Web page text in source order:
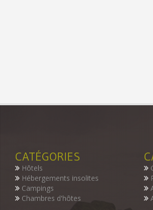
CATÉGORIES
Hôtels
Hébergements insolites
Campings
Chambres d'hôtes